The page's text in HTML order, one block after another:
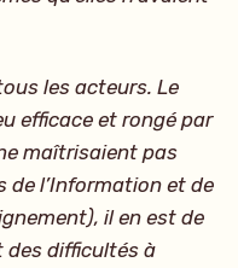
les acteurs. Le
efficace et rongé par
maîtrisaient pas
de l’Information et de
il en est de
des difficultés à